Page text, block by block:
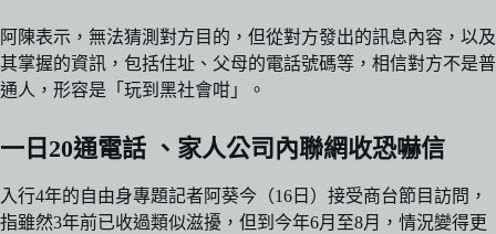
阿陳表示，無法猜測對方目的，但從對方發出的訊息內容，以及
其掌握的資訊，包括住址、父母的電話號碼等，相信對方不是普
通人，形容是「玩到黑社會咁」。
一日20通電話 、家人公司內聯網收恐嚇信
入行4年的自由身專題記者阿葵今（16日）接受商台節目訪問，
指雖然3年前已收過類似滋擾，但到今年6月至8月，情況變得更